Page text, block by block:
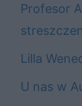
Profesor
Lilla
U nas w